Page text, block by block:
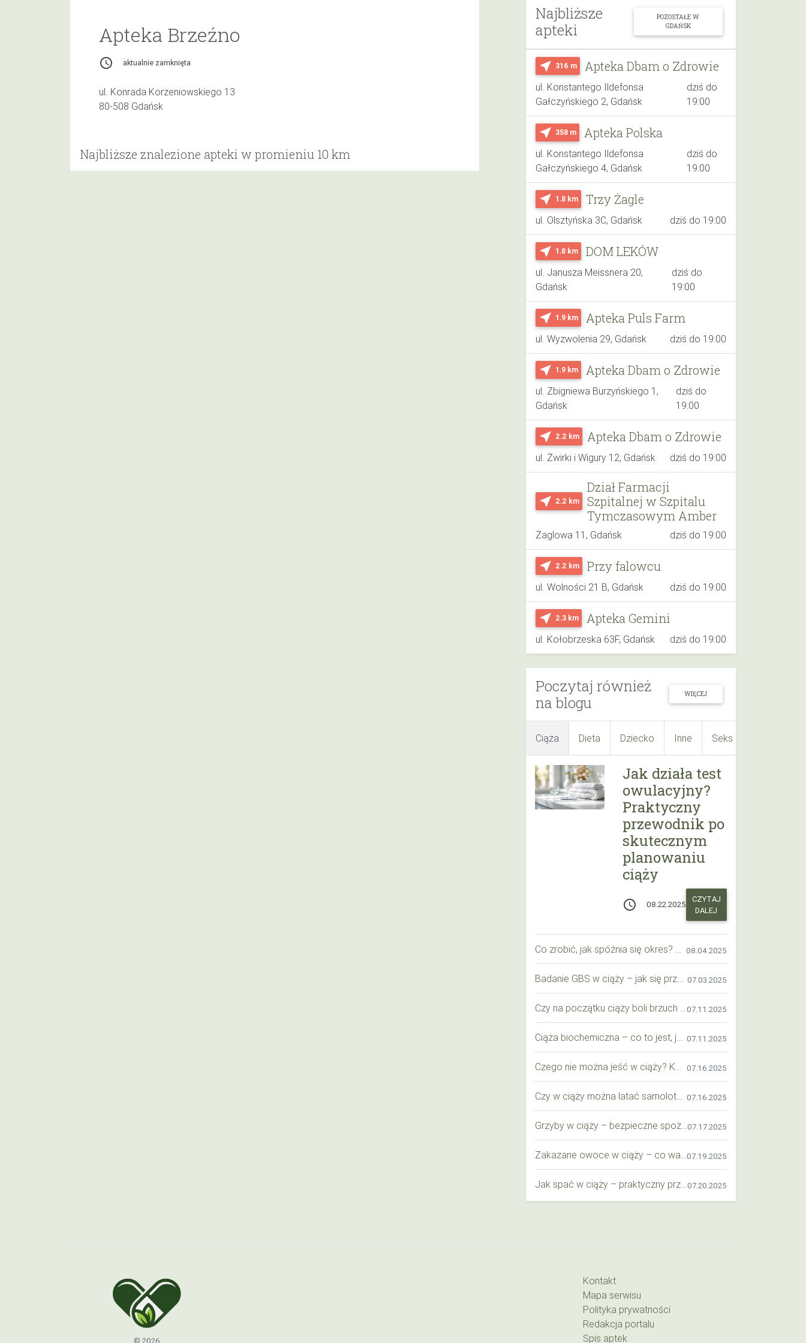
Najbliższe
apteki
POZOSTAŁE W
GDAŃSK
near_me 316 m Apteka Dbam o Zdrowie
ul. Konstantego Ildefonsa
Gałczyńskiego 2, Gdańsk
dziś do
19:00
near_me 358 m Apteka Polska
ul. Konstantego Ildefonsa
Gałczyńskiego 4, Gdańsk
dziś do
19:00
near_me 1.8 km Trzy Żagle
ul. Olsztyńska 3C, Gdańsk dziś do 19:00
near_me 1.8 km DOM LEKÓW
ul. Janusza Meissnera 20,
Gdańsk
dziś do
19:00
near_me 1.9 km Apteka Puls Farm
ul. Wyzwolenia 29, Gdańsk dziś do 19:00
near_me 1.9 km Apteka Dbam o Zdrowie
ul. Zbigniewa Burzyńskiego 1,
Gdańsk
dziś do
19:00
near_me 2.2 km Apteka Dbam o Zdrowie
ul. Żwirki i Wigury 12, Gdańsk dziś do 19:00
near_me 2.2 km
Dział Farmacji
Szpitalnej w Szpitalu
Tymczasowym Amber
Żaglowa 11, Gdańsk dziś do 19:00
near_me 2.2 km Przy falowcu
ul. Wolności 21 B, Gdańsk dziś do 19:00
near_me 2.3 km Apteka Gemini
ul. Kołobrzeska 63F, Gdańsk dziś do 19:00
Poczytaj również
na blogu
WIĘCEJ
Ciąża Dieta Dziecko Inne Seks
Jak działa test
owulacyjny?
Praktyczny
przewodnik po
skutecznym
planowaniu
ciąży
access_time 08.22.2025
CZYTAJ
DALEJ
08.04.2025
07.03.2025
07.11.2025
07.11.2025
07.16.2025
07.16.2025
07.17.2025
07.19.2025
07.20.2025
Apteka Brzeźno
access_time aktualnie zamknięta
ul. Konrada Korzeniowskiego 13
80-508 Gdańsk
Najbliższe znalezione apteki w promieniu 10 km
© 2026
Kontakt
Mapa serwisu
Polityka prywatności
Redakcja portalu
Spis aptek